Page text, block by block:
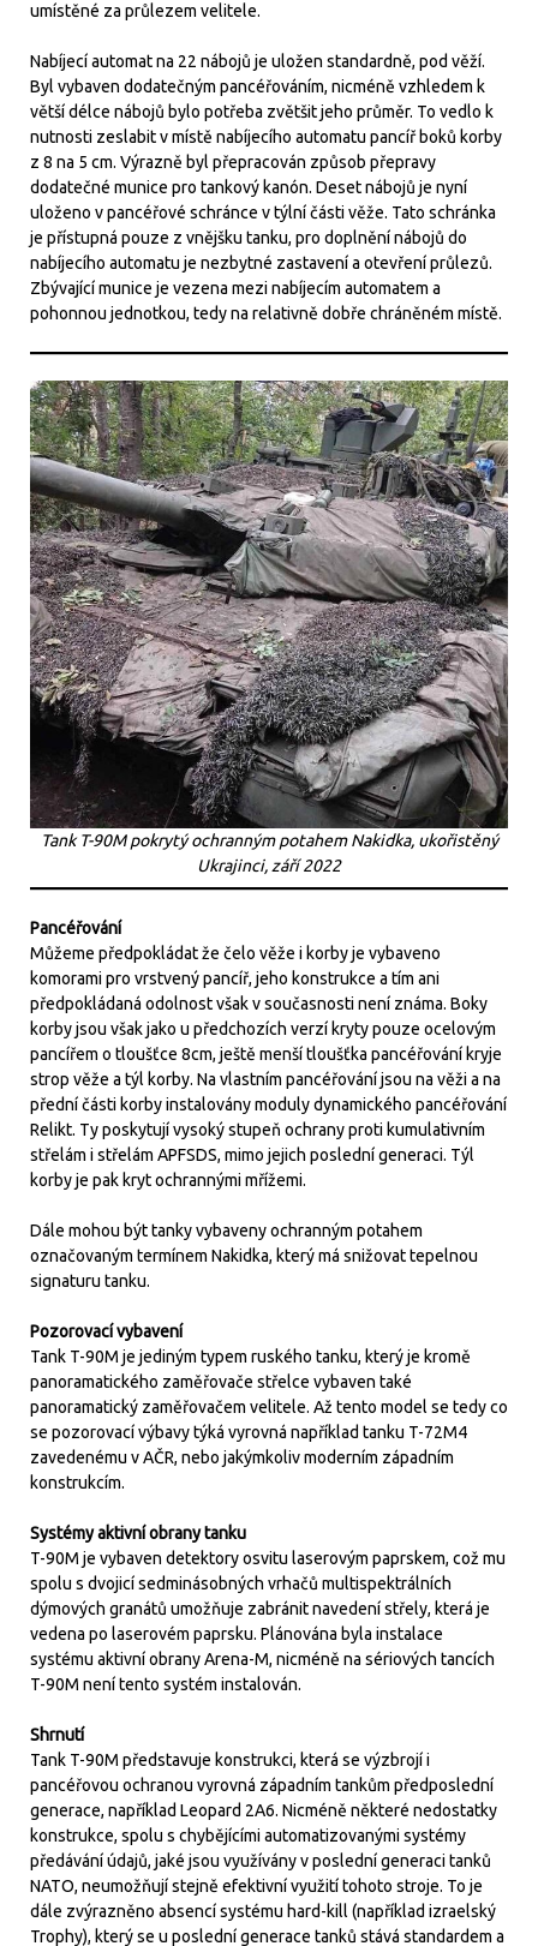
umístěné za průlezem velitele.
Nabíjecí automat na 22 nábojů je uložen standardně, pod věží.
Byl vybaven dodatečným pancéřováním, nicméně vzhledem k
větší délce nábojů bylo potřeba zvětšit jeho průměr. To vedlo k
nutnosti zeslabit v místě nabíjecího automatu pancíř boků korby
z 8 na 5 cm. Výrazně byl přepracován způsob přepravy
dodatečné munice pro tankový kanón. Deset nábojů je nyní
uloženo v pancéřové schránce v týlní části věže. Tato schránka
je přístupná pouze z vnějšku tanku, pro doplnění nábojů do
nabíjecího automatu je nezbytné zastavení a otevření průlezů.
Zbývající munice je vezena mezi nabíjecím automatem a
pohonnou jednotkou, tedy na relativně dobře chráněném místě.
Tank T-90M pokrytý ochranným potahem Nakidka, ukořistěný
Ukrajinci, září 2022
Pancéřování
Můžeme předpokládat že čelo věže i korby je vybaveno
komorami pro vrstvený pancíř, jeho konstrukce a tím ani
předpokládaná odolnost však v současnosti není známa. Boky
korby jsou však jako u předchozích verzí kryty pouze ocelovým
pancířem o tloušťce 8cm, ještě menší tloušťka pancéřování kryje
strop věže a týl korby. Na vlastním pancéřování jsou na věži a na
přední části korby instalovány moduly dynamického pancéřování
Relikt. Ty poskytují vysoký stupeň ochrany proti kumulativním
střelám i střelám APFSDS, mimo jejich poslední generaci. Týl
korby je pak kryt ochrannými mřížemi.
Dále mohou být tanky vybaveny ochranným potahem
označovaným termínem Nakidka, který má snižovat tepelnou
signaturu tanku.
Pozorovací vybavení
Tank T-90M je jediným typem ruského tanku, který je kromě
panoramatického zaměřovače střelce vybaven také
panoramatický zaměřovačem velitele. Až tento model se tedy co
se pozorovací výbavy týká vyrovná například tanku T-72M4
zavedenému v AČR, nebo jakýmkoliv moderním západním
konstrukcím.
Systémy aktivní obrany tanku
T-90M je vybaven detektory osvitu laserovým paprskem, což mu
spolu s dvojicí sedminásobných vrhačů multispektrálních
dýmových granátů umožňuje zabránit navedení střely, která je
vedena po laserovém paprsku. Plánována byla instalace
systému aktivní obrany Arena-M, nicméně na sériových tancích
T-90M není tento systém instalován.
Shrnutí
Tank T-90M představuje konstrukci, která se výzbrojí i
pancéřovou ochranou vyrovná západním tankům předposlední
generace, například Leopard 2A6. Nicméně některé nedostatky
konstrukce, spolu s chybějícími automatizovanými systémy
předávání údajů, jaké jsou využívány v poslední generaci tanků
NATO, neumožňují stejně efektivní využití tohoto stroje. To je
dále zvýrazněno absencí systému hard-kill (například izraelský
Trophy), který se u poslední generace tanků stává standardem a